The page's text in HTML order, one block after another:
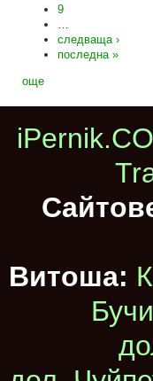
9
…
следваща ›
последна »
още
Витоша: